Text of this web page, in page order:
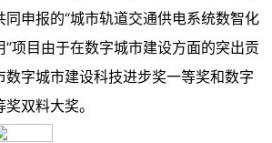
同申报的“城市轨道交通供电系统数智化
项目由于在数字城市建设方面的突出贡
数字城市建设科技进步奖一等奖和数字
双料大奖。